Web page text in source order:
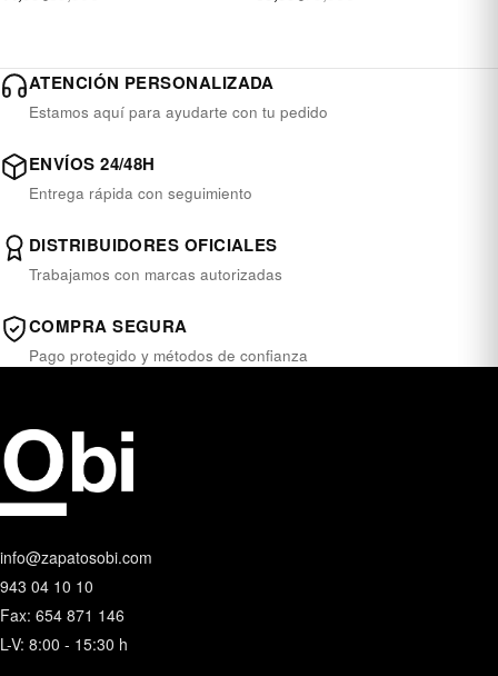
ATENCIÓN PERSONALIZADA
Estamos aquí para ayudarte con tu pedido
ENVÍOS 24/48H
Entrega rápida con seguimiento
DISTRIBUIDORES OFICIALES
Trabajamos con marcas autorizadas
COMPRA SEGURA
Pago protegido y métodos de confianza
info@zapatosobi.com
943 04 10 10
Fax: 654 871 146
L-V: 8:00 - 15:30 h